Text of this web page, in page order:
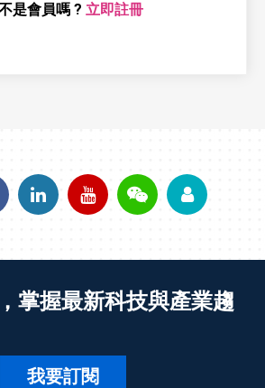
是會員嗎 ? 立即註冊
掌握最新科技與產業趨
我要訂閱